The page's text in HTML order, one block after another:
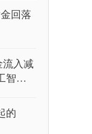
回落
流入减
智能
的